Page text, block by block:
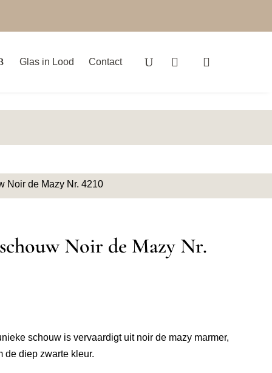
Glas in Lood Contact
Noir de Mazy Nr. 4210
Noir de Mazy Nr.
schouw is vervaardigt uit noir de mazy marmer,
de diep zwarte kleur.